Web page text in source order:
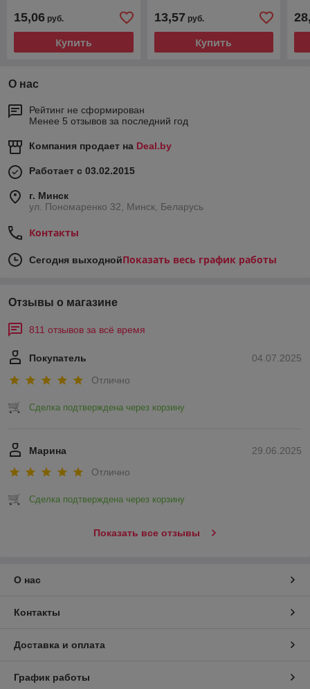
15,06 руб.
Купить
13,57 руб.
Купить
О нас
Рейтинг не сформирован
Менее 5 отзывов за последний год
Компания продает на Deal.by
Работает с 03.02.2015
г. Минск
ул. Пономаренко 32, Минск, Беларусь
Контакты
Сегодня выходнойПоказать весь график работы
Отзывы о магазине
811 отзывов за всё время
04.07.2025
Покупатель
Отлично
Сделка подтверждена через корзину
29.06.2025
Марина
Отлично
Сделка подтверждена через корзину
Показать все отзывы
О нас
Контакты
Доставка и оплата
График работы